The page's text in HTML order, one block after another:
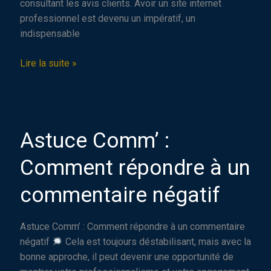
consultant les avis clients. Avoir un site internet
professionnel est devenu un impératif, un
indispensable
Pourquoi
essentiel
votre
en
?
Lire la suite »
Astuce Comm’ :
Comment répondre à un
commentaire négatif
Astuce Comm’ : Comment répondre à un commentaire
négatif
Cela est toujours déstabilisant, mais avec la
bonne approche, il peut devenir une opportunité de